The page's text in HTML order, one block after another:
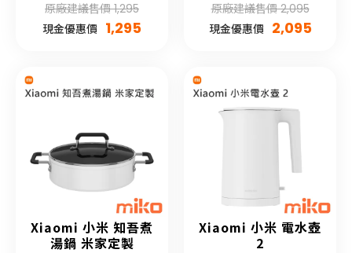
原廠建議售價 1,295
現金優惠價 1,295
原廠建議售價 2,095
現金優惠價 2,095
Xiaomi 小米 知吾煮
湯鍋 米家定製
Xiaomi 小米 電水壺
2